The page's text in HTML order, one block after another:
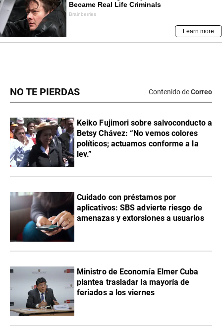
NO TE PIERDAS Contenido deCorreo
Keiko Fujimori sobre salvoconducto a
Betsy Chávez: “No vemos colores
políticos; actuamos conforme a la
ley.”
Cuidado con préstamos por
aplicativos: SBS advierte riesgo de
amenazas y extorsiones a usuarios
Ministro de Economía Elmer Cuba
plantea trasladar la mayoría de
feriados a los viernes